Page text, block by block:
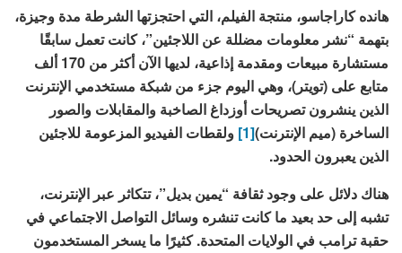
هانده كاراجاسو، منتجة الفيلم، التي احتجزتها الشرطة مدة وجيزة،
بتهمة “نشر معلومات مضللة عن اللاجئين”، كانت تعمل سابقًا
مستشارة مبيعات ومقدمة إذاعية، لديها الآن أكثر من 170 ألف
متابع على (تويتر)، وهي اليوم جزء من شبكة مستخدمي الإنترنت
الذين ينشرون تصريحات أوزداغ الصاخبة والمقابلات والصور
الساخرة (ميم الإنترنت)[1]
ولقطات الفيديو المزعومة للاجئين
الذين يعبرون الحدود.
هناك دلائل على وجود ثقافة “يمين بديل”، تتكاثر عبر الإنترنت،
تشبه إلى حد بعيد ما كانت تنشره وسائل التواصل الاجتماعي في
حقبة ترامب في الولايات المتحدة. كثيرًا ما يسخر المستخدمون